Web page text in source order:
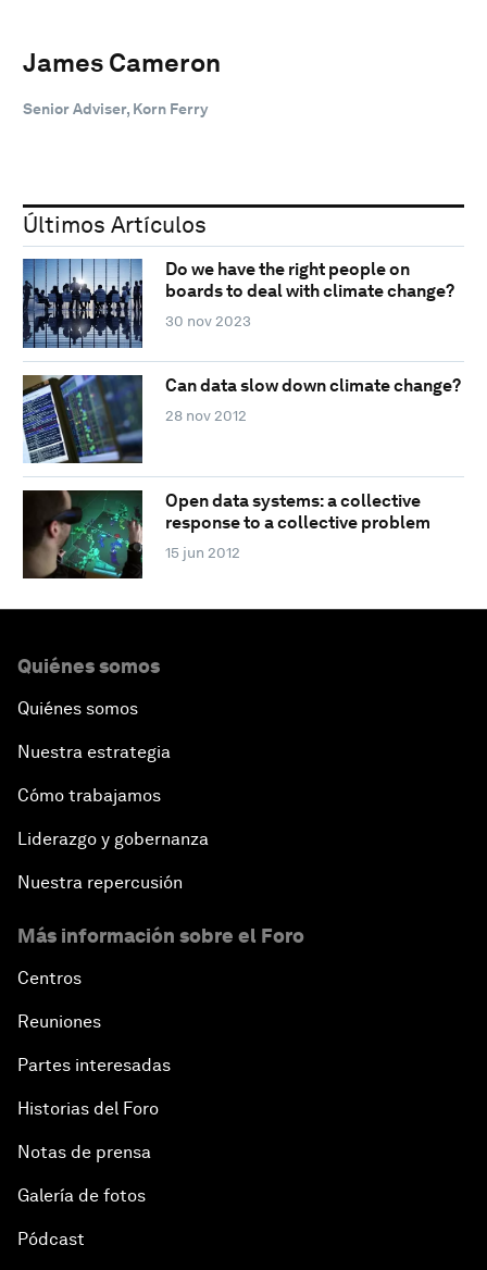
James Cameron
Senior Adviser, Korn Ferry
Últimos Artículos
Do we have the right people on
boards to deal with climate change?
30 nov 2023
Can data slow down climate change?
28 nov 2012
Open data systems: a collective
response to a collective problem
15 jun 2012
Quiénes somos
Quiénes somos
Nuestra estrategia
Cómo trabajamos
Liderazgo y gobernanza
Nuestra repercusión
Más información sobre el Foro
Centros
Reuniones
Partes interesadas
Historias del Foro
Notas de prensa
Galería de fotos
Pódcast